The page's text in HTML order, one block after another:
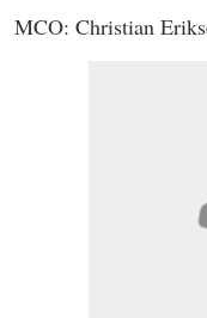
MCO: Christian